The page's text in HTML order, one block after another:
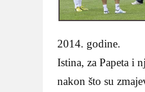
2014. godine.
Istina, za Papeta i
nakon što su